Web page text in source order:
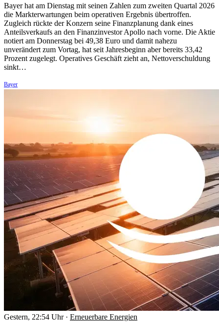
Bayer hat am Dienstag mit seinen Zahlen zum zweiten Quartal 2026
die Markterwartungen beim operativen Ergebnis übertroffen.
Zugleich rückte der Konzern seine Finanzplanung dank eines
Anteilsverkaufs an den Finanzinvestor Apollo nach vorne. Die Aktie
notiert am Donnerstag bei 49,38 Euro und damit nahezu
unverändert zum Vortag, hat seit Jahresbeginn aber bereits 33,42
Prozent zugelegt. Operatives Geschäft zieht an, Nettoverschuldung
sinkt…
Bayer
Gestern, 22:54 Uhr · Erneuerbare Energien